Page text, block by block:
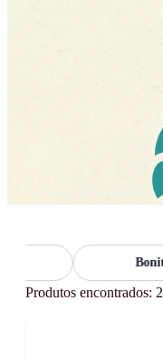
Bonito
Produtos encontrados: 2